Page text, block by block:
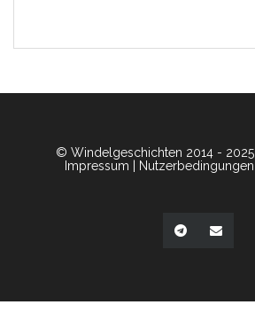
© Windelgeschichten 2014 - 2025
Impressum
Nutzerbedingungen